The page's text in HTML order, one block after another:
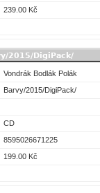
239.00 Kč
2015/DigiPack/
Vondrák Bodlák Polák
Barvy/2015/DigiPack/
CD
8595026671225
199.00 Kč